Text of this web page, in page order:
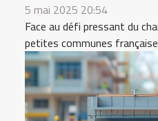
5 mai 2025 20:54
Face au défi pressant du
petites communes